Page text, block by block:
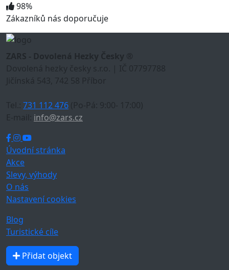
98%
Zákazníků nás doporučuje
ZARS - Dovolená Hezky Česky ®
Dovolená hezky česky s.r.o. | IČ 07797788
Jičínská 543, 742 58 Příbor
Tel.: 731 112 476 (Po-Pá: 9:00- 17:00)
E-mail: info@zars.cz
Úvodní stránka
Akce
Slevy, výhody
O nás
Nastavení cookies
Blog
Turistické cíle
Přidat objekt